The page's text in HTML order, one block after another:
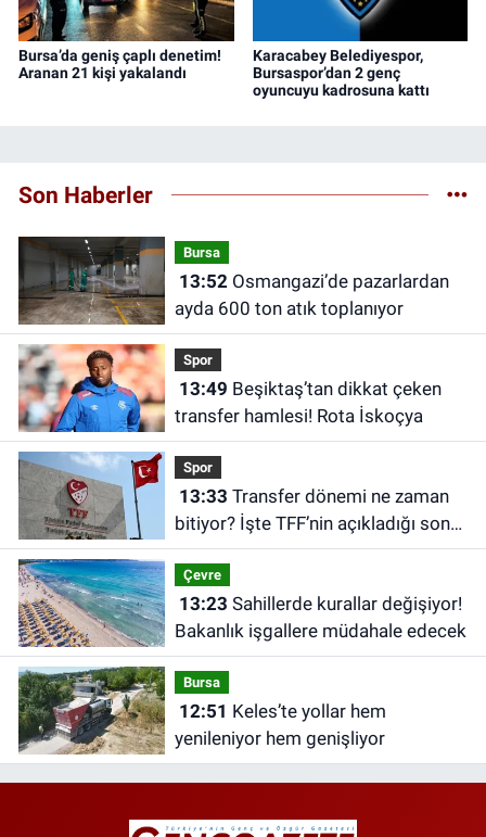
Bursa’da geniş çaplı denetim!
Aranan 21 kişi yakalandı
Karacabey Belediyespor,
Bursaspor’dan 2 genç
oyuncuyu kadrosuna kattı
Son Haberler
Bursa
13:52Osmangazi’de pazarlardan
ayda 600 ton atık toplanıyor
Spor
13:49
transfer hamlesi! Rota İskoçya
Spor
13:33
bitiyor? İşte TFF’nin açıkladığı son
tarih
Çevre
13:23
Bakanlık işgallere müdahale edecek
Bursa
12:51
yenileniyor hem genişliyor